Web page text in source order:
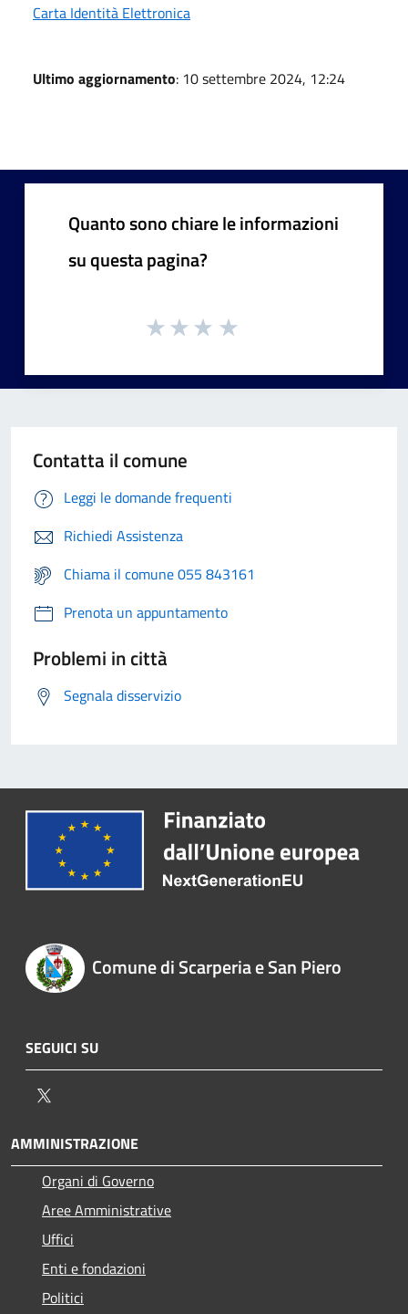
Carta Identità Elettronica
Ultimo aggiornamento: 10 settembre 2024, 12:24
Quanto sono chiare le informazioni
su questa pagina?
Contatta il comune
Leggi le domande frequenti
Richiedi Assistenza
Chiama il comune 055 843161
Prenota un appuntamento
Problemi in città
Segnala disservizio
Comune di Scarperia e San Piero
SEGUICI SU
AMMINISTRAZIONE
Organi di Governo
Aree Amministrative
Uffici
Enti e fondazioni
Politici